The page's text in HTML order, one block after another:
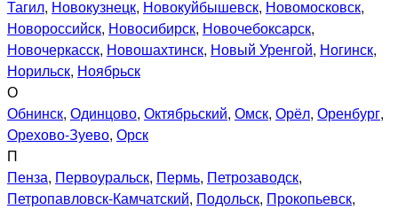
Тагил, Новокузнецк, Новокуйбышевск, Новомосковск,
Новороссийск, Новосибирск, Новочебоксарск,
Новочеркасск, Новошахтинск, Новый Уренгой, Ногинск,
Норильск, Ноябрьск
О
Обнинск, Одинцово, Октябрьский, Омск, Орёл, Оренбург,
Орехово-Зуево, Орск
П
Пенза, Первоуральск, Пермь, Петрозаводск,
Петропавловск-Камчатский, Подольск, Прокопьевск,